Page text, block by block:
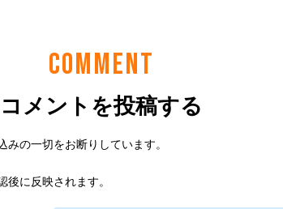
COMMENT
コメントを投稿する
の一切をお断りしています。
に反映されます。